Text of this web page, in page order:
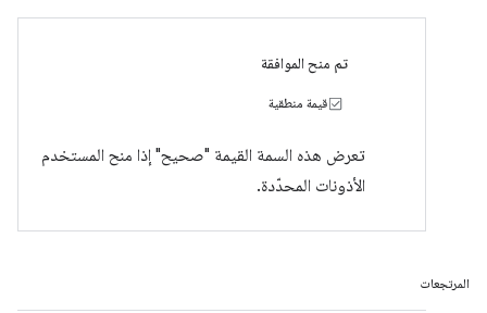
تم منح الموافقة
قيمة منطقية
تعرض هذه السمة القيمة "صحيح" إذا منح المستخدم
الأذونات المحدّدة.
المرتجعات